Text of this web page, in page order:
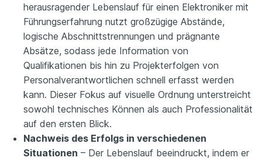
herausragender Lebenslauf für einen Elektroniker mit
Führungserfahrung nutzt großzügige Abstände,
logische Abschnittstrennungen und prägnante
Absätze, sodass jede Information von
Qualifikationen bis hin zu Projekterfolgen von
Personalverantwortlichen schnell erfasst werden
kann. Dieser Fokus auf visuelle Ordnung unterstreicht
sowohl technisches Können als auch Professionalität
auf den ersten Blick.
Nachweis des Erfolgs in verschiedenen
Situationen – Der Lebenslauf beeindruckt, indem er